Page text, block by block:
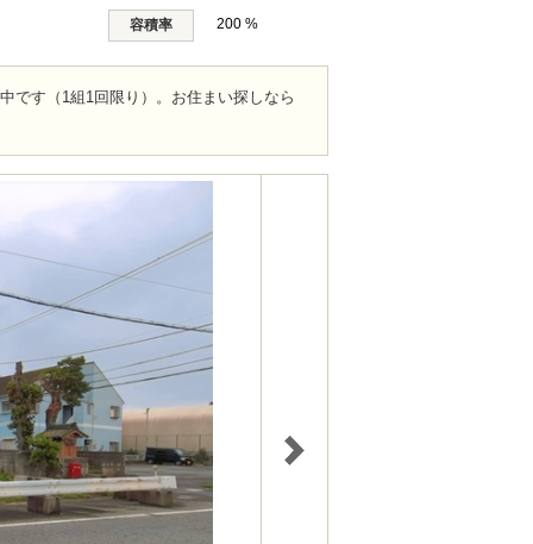
容積率 200 %
です（1組1回限り）。お住まい探しなら